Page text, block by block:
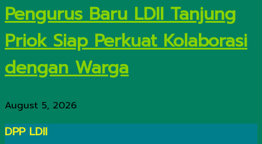
Pengurus Baru LDII Tanjung
Priok Siap Perkuat Kolaborasi
dengan Warga
August 5, 2026
DPP LDII